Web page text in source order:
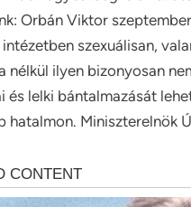
Orbán Viktor
szexuálisan,
nélkül ilyen bizonyosan
és lelki bántalmazását
hatalmon. Miniszterelnök